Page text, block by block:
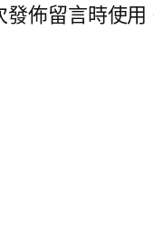
佈留言時使用